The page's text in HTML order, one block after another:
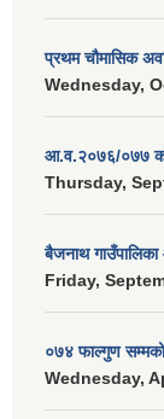
प्रथम चौमासिक
Wednesday,
आ.व.२०७६/०७७
Thursday,
बैजनाथ
Friday,
०७४ फाल्गुण
Wednesday,